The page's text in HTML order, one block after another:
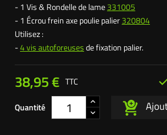
- 1 Vis & Rondelle de lame331005
- 1 Écrou frein axe poulie palier320804
Utilisez :
-4 vis autoforeusesde fixation palier.
38,95 € TTC
Quantité